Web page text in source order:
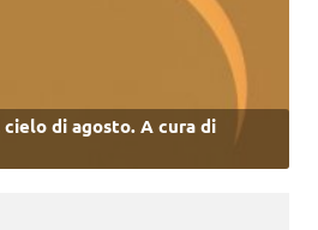
cielo di agosto. A cura di